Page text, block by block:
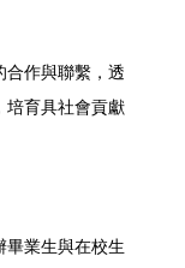
合作與聯繫，透
培育具社會貢獻
畢業生與在校生